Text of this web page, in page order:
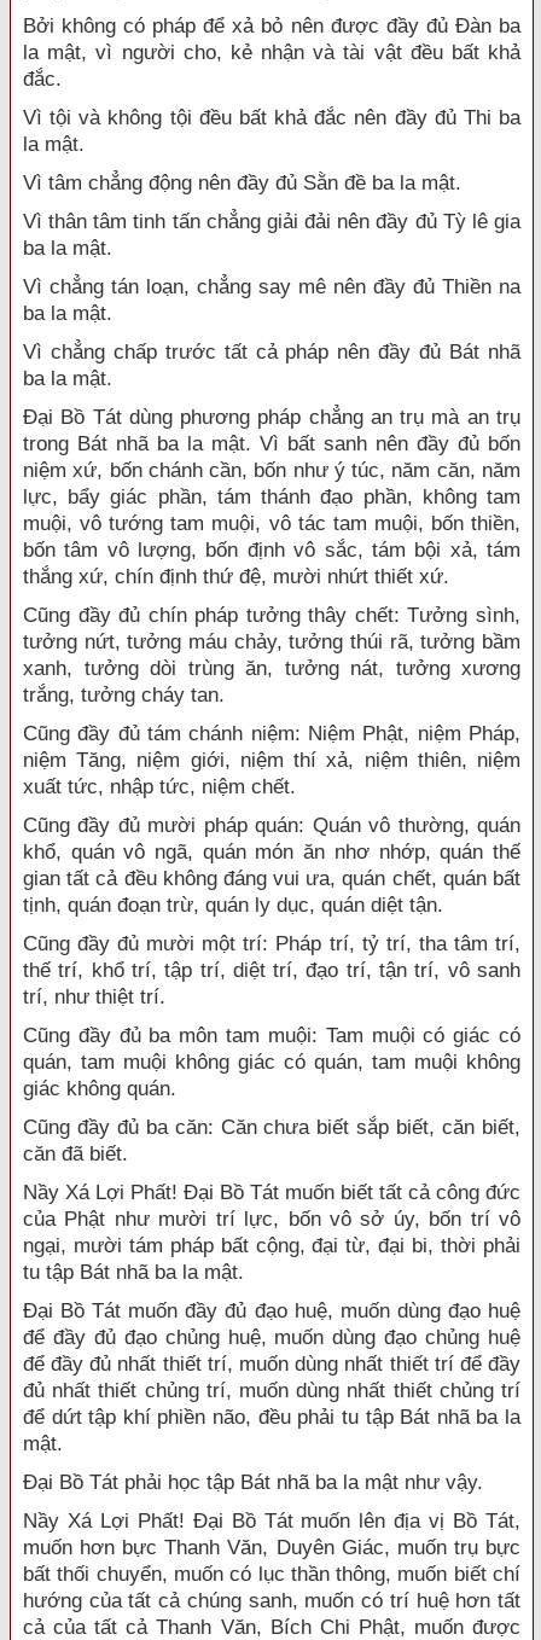
Bởi không có pháp để xả bỏ nên được đầy đủ Đàn ba
la mật, vì người cho, kẻ nhận và tài vật đều bất khả
đắc.
Vì tội và không tội đều bất khả đắc nên đầy đủ Thi ba
la mật.
Vì tâm chẳng động nên đầy đủ Sằn đề ba la mật.
Vì thân tâm tinh tấn chẳng giải đải nên đầy đủ Tỳ lê gia
ba la mật.
Vì chẳng tán loạn, chẳng say mê nên đầy đủ Thiền na
ba la mật.
Vì chẳng chấp trước tất cả pháp nên đầy đủ Bát nhã
ba la mật.
Đại Bồ Tát dùng phương pháp chẳng an trụ mà an trụ
trong Bát nhã ba la mật. Vì bất sanh nên đầy đủ bốn
niệm xứ, bốn chánh cần, bốn như ý túc, năm căn, năm
lực, bẩy giác phần, tám thánh đạo phần, không tam
muội, vô tướng tam muội, vô tác tam muội, bốn thiền,
bốn tâm vô lượng, bốn định vô sắc, tám bội xả, tám
thắng xứ, chín định thứ đệ, mười nhứt thiết xứ.
Cũng đầy đủ chín pháp tưởng thây chết: Tưởng sình,
tưởng nứt, tưởng máu chảy, tưởng thúi rã, tưởng bầm
xanh, tưởng dòi trùng ăn, tưởng nát, tưởng xương
trắng, tưởng cháy tan.
Cũng đầy đủ tám chánh niệm: Niệm Phật, niệm Pháp,
niệm Tăng, niệm giới, niệm thí xả, niệm thiên, niệm
xuất tức, nhập tức, niệm chết.
Cũng đầy đủ mười pháp quán: Quán vô thường, quán
khổ, quán vô ngã, quán món ăn nhơ nhớp, quán thế
gian tất cả đều không đáng vui ưa, quán chết, quán bất
tịnh, quán đoạn trừ, quán ly dục, quán diệt tận.
Cũng đầy đủ mười một trí: Pháp trí, tỷ trí, tha tâm trí,
thế trí, khổ trí, tập trí, diệt trí, đạo trí, tận trí, vô sanh
trí, như thiệt trí.
Cũng đầy đủ ba môn tam muội: Tam muội có giác có
quán, tam muội không giác có quán, tam muội không
giác không quán.
Cũng đầy đủ ba căn: Căn chưa biết sắp biết, căn biết,
căn đã biết.
Nầy Xá Lợi Phất! Đại Bồ Tát muốn biết tất cả công đức
của Phật như mười trí lực, bốn vô sở úy, bốn trí vô
ngại, mười tám pháp bất cộng, đại từ, đại bi, thời phải
tu tập Bát nhã ba la mật.
Đại Bồ Tát muốn đầy đủ đạo huệ, muốn dùng đạo huệ
để đầy đủ đạo chủng huệ, muốn dùng đạo chủng huệ
để đầy đủ nhất thiết trí, muốn dùng nhất thiết trí để đầy
đủ nhất thiết chủng trí, muốn dùng nhất thiết chủng trí
để dứt tập khí phiền não, đều phải tu tập Bát nhã ba la
mật.
Đại Bồ Tát phải học tập Bát nhã ba la mật như vậy.
Nầy Xá Lợi Phất! Đại Bồ Tát muốn lên địa vị Bồ Tát,
muốn hơn bực Thanh Văn, Duyên Giác, muốn trụ bực
bất thối chuyển, muốn có lục thần thông, muốn biết chí
hướng của tất cả chúng sanh, muốn có trí huệ hơn tất
cả của tất cả Thanh Văn, Bích Chi Phật, muốn được